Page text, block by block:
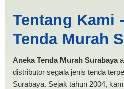
Pickup Jakarta
PRODUKSI
MURAH
Tentang Kami
Tenda Murah
Aneka Tenda Murah Surabaya
distributor segala jenis tenda
Surabaya. Sejak tahun 2004,